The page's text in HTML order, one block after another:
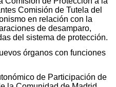
Comisión de Tutela del
en relación con la
de desamparo,
del sistema de protección.
órganos con funciones
de Participación de